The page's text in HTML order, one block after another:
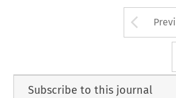
Subscribe to this journal